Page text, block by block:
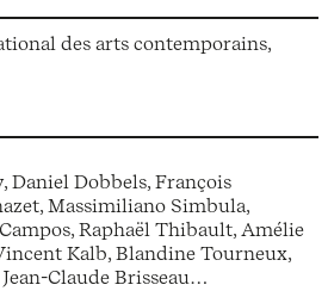
des arts contemporains,
Daniel Dobbels, François
Massimiliano Simbula,
Raphaël Thibault, Amélie
Kalb, Blandine Tourneux,
Claude Brisseau…